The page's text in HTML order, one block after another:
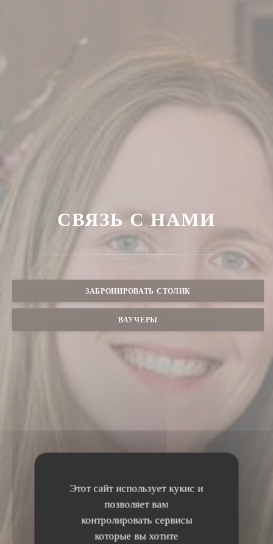
Этот сайт использует кукис и
позволяет вам
контролировать сервисы
которые вы хотите
СВЯЗЬ С НАМИ
ЗАБРОНИРОВАТЬ СТОЛИК
ВАУЧЕРЫ